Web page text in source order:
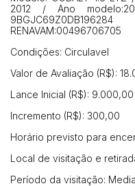
2012 / Ano
RENAVAM:00496706705
Condições: Circulavel
Valor de Avaliação (R$):
Lance Inicial (R$): 9.000,00
Incremento (R$): 300,00
Horário previsto para
Local de visitação e
Período da visitação:
Envie sua Proposta
Histórico de
Data
14/04/2025
14/04/2025
Habilite-se para